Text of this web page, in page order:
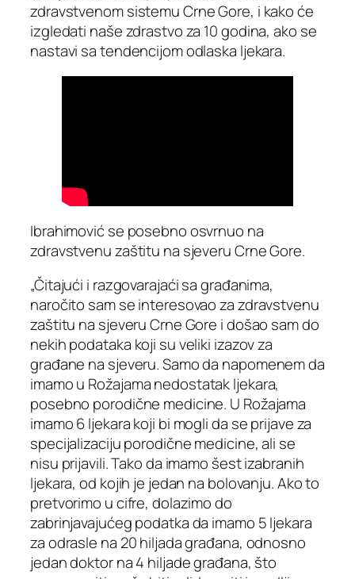
zdravstvenom sistemu Crne Gore, i kako će
izgledati naše zdrastvo za 10 godina, ako se
nastavi sa tendencijom odlaska ljekara.
Ibrahimović se posebno osvrnuo na
zdravstvenu zaštitu na sjeveru Crne Gore.
„Čitajući i razgovarajaći sa građanima,
naročito sam se interesovao za zdravstvenu
zaštitu na sjeveru Crne Gore i došao sam do
nekih podataka koji su veliki izazov za
građane na sjeveru. Samo da napomenem da
imamo u Rožajama nedostatak ljekara,
posebno porodične medicine. U Rožajama
imamo 6 ljekara koji bi mogli da se prijave za
specijalizaciju porodične medicine, ali se
nisu prijavili. Tako da imamo šest izabranih
ljekara, od kojih je jedan na bolovanju. Ako to
pretvorimo u cifre, dolazimo do
zabrinjavajućeg podatka da imamo 5 ljekara
za odrasle na 20 hiljada građana, odnosno
jedan doktor na 4 hiljade građana, što